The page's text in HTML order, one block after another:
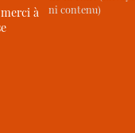
à
ni contenu)